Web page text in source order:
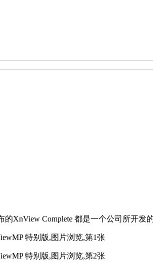
XnView Complete 都是一个公司所开发